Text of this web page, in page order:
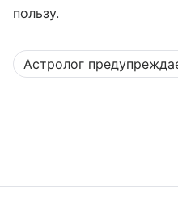
пользу.
Астролог